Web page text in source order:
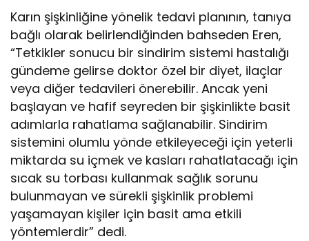
Karın şişkinliğine yönelik tedavi planının, tanıya
bağlı olarak belirlendiğinden bahseden Eren,
“Tetkikler sonucu bir sindirim sistemi hastalığı
gündeme gelirse doktor özel bir diyet, ilaçlar
veya diğer tedavileri önerebilir. Ancak yeni
başlayan ve hafif seyreden bir şişkinlikte basit
adımlarla rahatlama sağlanabilir. Sindirim
sistemini olumlu yönde etkileyeceği için yeterli
miktarda su içmek ve kasları rahatlatacağı için
sıcak su torbası kullanmak sağlık sorunu
bulunmayan ve sürekli şişkinlik problemi
yaşamayan kişiler için basit ama etkili
yöntemlerdir” dedi.